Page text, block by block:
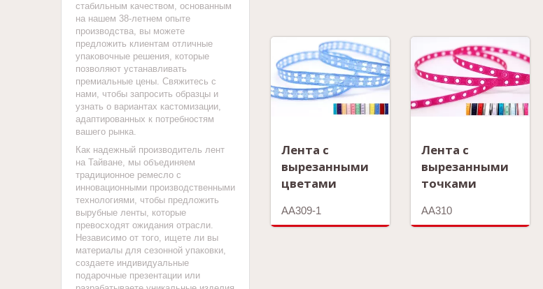
стабильным качеством, основанным
на нашем 38-летнем опыте
производства, вы можете
предложить клиентам отличные
упаковочные решения, которые
позволяют устанавливать
премиальные цены. Свяжитесь с
нами, чтобы запросить образцы и
узнать о вариантах кастомизации,
адаптированных к потребностям
вашего рынка.
Как надежный производитель лент
на Тайване, мы объединяем
традиционное ремесло с
инновационными производственными
технологиями, чтобы предложить
вырубные ленты, которые
превосходят ожидания отрасли.
Независимо от того, ищете ли вы
материалы для сезонной упаковки,
создаете индивидуальные
подарочные презентации или
Лента с
вырезанными
цветами
AA309-1
Лента с
вырезанными
точками
AA310